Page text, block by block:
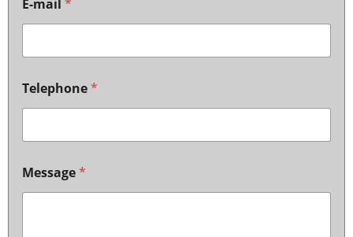
E-mail *
Telephone*
Message*